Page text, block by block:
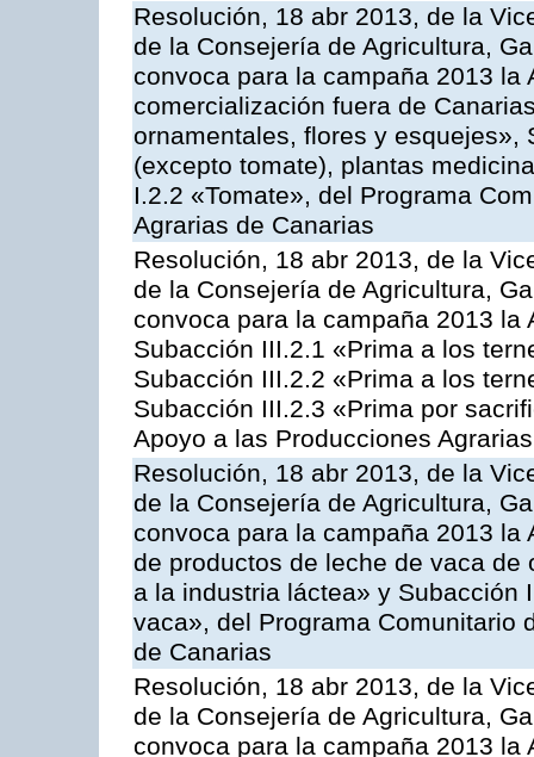
Resolución, 18 abr 2013, de la
de la Consejería de Agricultura,
convoca para la campaña 2013 la
comercialización fuera de
ornamentales, flores y esquejes»,
(excepto tomate), plantas
I.2.2 «Tomate», del Programa
Agrarias de Canarias
Resolución, 18 abr 2013, de la
de la Consejería de Agricultura,
convoca para la campaña 2013
Subacción III.2.1 «Prima a los
Subacción III.2.2 «Prima a los
Subacción III.2.3 «Prima por
Apoyo a las Producciones
Resolución, 18 abr 2013, de la
de la Consejería de Agricultura,
convoca para la campaña 2013
de productos de leche de vaca
a la industria láctea» y Subacción
vaca», del Programa Comunitario
de Canarias
Resolución, 18 abr 2013, de la
de la Consejería de Agricultura,
convoca para la campaña 2013